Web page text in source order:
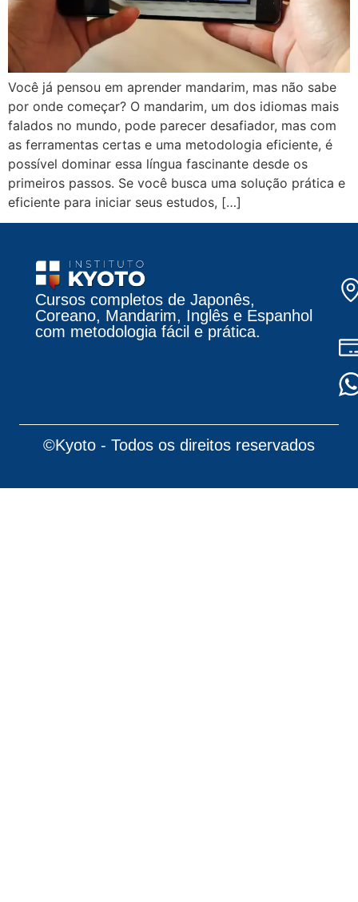
Você já pensou em aprender mandarim, mas não sabe
por onde começar? O mandarim, um dos idiomas mais
falados no mundo, pode parecer desafiador, mas com
as ferramentas certas e uma metodologia eficiente, é
possível dominar essa língua fascinante desde os
primeiros passos. Se você busca uma solução prática e
eficiente para iniciar seus estudos, […]
Cursos completos de Japonês,
Coreano, Mandarim, Inglês e Espanhol
com metodologia fácil e prática.
©Kyoto - Todos os direitos reservados